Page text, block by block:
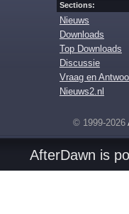
Sections:
Nieuws
Downloads
Top Downloads
Discussie
Vraag en
Nieuws2.nl
© 1999-2026
AfterDawn is